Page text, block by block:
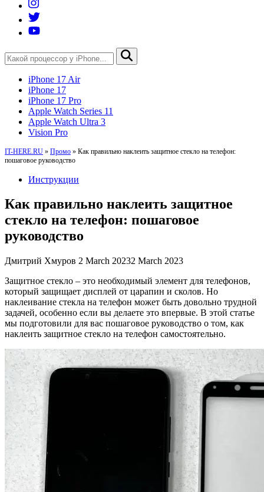
iPhone 17 Air
iPhone 17
iPhone 17 Pro
Apple Watch Series 11
Apple Watch Ultra 3
Vision Pro
IT-HERE.RU » Промо » Как правильно наклеить защитное стекло на телефон:
пошаговое руководство
Инструкции
Как правильно наклеить защитное
стекло на телефон: пошаговое
руководство
Дмитрий Хмуров 2 March 20232 March 2023
Защитное стекло – это необходимый элемент для телефонов,
который защищает дисплей от царапин и сколов. Но
наклеивание стекла на телефон может быть довольно трудной
задачей, особенно если вы делаете это впервые. В этой статье
мы подготовили для вас пошаговое руководство о том, как
наклеить защитное стекло на телефон самостоятельно.